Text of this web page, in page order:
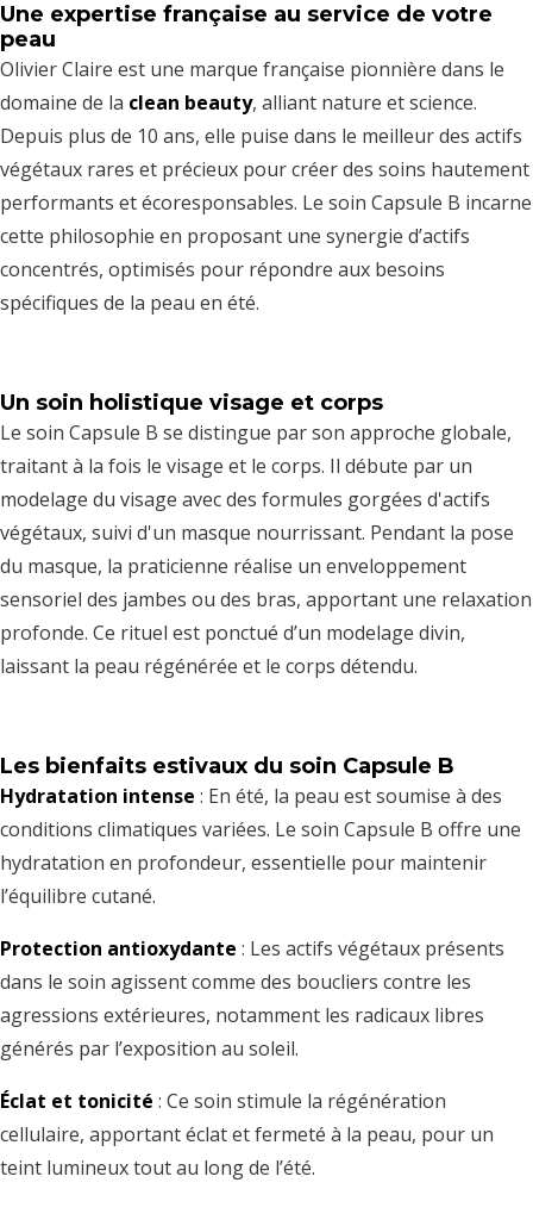
Une expertise française au service de votre
peau
Olivier Claire est une marque française pionnière dans le
domaine de la clean beauty, alliant nature et science.
Depuis plus de 10 ans, elle puise dans le meilleur des actifs
végétaux rares et précieux pour créer des soins hautement
performants et écoresponsables. Le soin Capsule B incarne
cette philosophie en proposant une synergie d’actifs
concentrés, optimisés pour répondre aux besoins
spécifiques de la peau en été.
Un soin holistique visage et corps
Le soin Capsule B se distingue par son approche globale,
traitant à la fois le visage et le corps. Il débute par un
modelage du visage avec des formules gorgées d'actifs
végétaux, suivi d'un masque nourrissant. Pendant la pose
du masque, la praticienne réalise un enveloppement
sensoriel des jambes ou des bras, apportant une relaxation
profonde. Ce rituel est ponctué d’un modelage divin,
laissant la peau régénérée et le corps détendu.
Les bienfaits estivaux du soin Capsule B
Hydratation intense : En été, la peau est soumise à des
conditions climatiques variées. Le soin Capsule B offre une
hydratation en profondeur, essentielle pour maintenir
l’équilibre cutané.
Protection antioxydante : Les actifs végétaux présents
dans le soin agissent comme des boucliers contre les
agressions extérieures, notamment les radicaux libres
générés par l’exposition au soleil.
Éclat et tonicité : Ce soin stimule la régénération
cellulaire, apportant éclat et fermeté à la peau, pour un
teint lumineux tout au long de l’été.